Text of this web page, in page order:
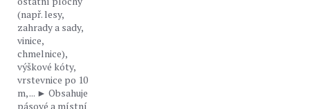
(např. lesy,
zahrady a sady,
vinice,
chmelnice),
výškové kóty,
vrstevnice po 10
m, ... ► Obsahuje
pásové a místní